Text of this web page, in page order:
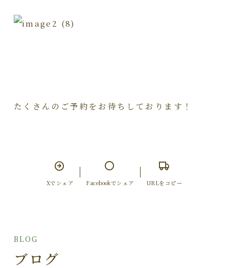
たくさんのご予約をお待ちしております！
Xでシェア Facebookでシェア URLをコピー
BLOG
ブログ